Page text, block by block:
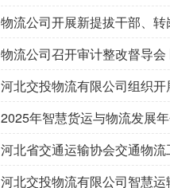
物流公司开展新提拔干部、
物流公司召开审计整改督导
河北交投物流有限公司组织开
2025年智慧货运与物流发展
河北省交通运输协会交通物
河北交投物流有限公司智慧